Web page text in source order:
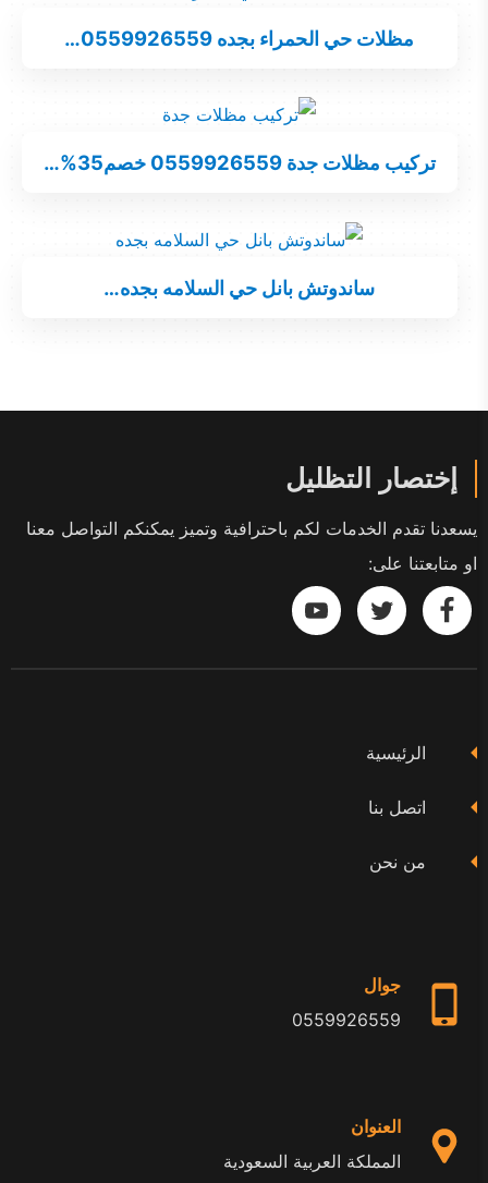
مظلات حي الحمراء بجده 0559926559…
تركيب مظلات جدة 0559926559 خصم35%…
ساندوتش بانل حي السلامه بجده…
إختصار التظليل
يسعدنا تقدم الخدمات لكم باحترافية وتميز يمكنكم التواصل معنا
او متابعتنا على:
تابعنا
فيسبوك
تابعنا تابعنا
الرئيسية
اتصل بنا
من نحن
جوال
0559926559
العنوان
المملكة العربية السعودية